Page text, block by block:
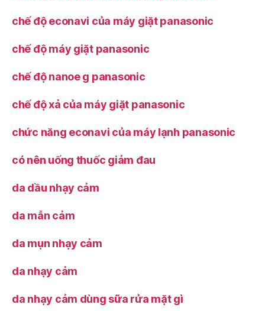
chế độ econavi của máy giặt panasonic
chế độ máy giặt panasonic
chế độ nanoe g panasonic
chế độ xả của máy giặt panasonic
chức năng econavi của máy lạnh panasonic
có nên uống thuốc giảm đau
da dầu nhạy cảm
da mẫn cảm
da mụn nhạy cảm
da nhạy cảm
da nhạy cảm dùng sữa rửa mặt gì